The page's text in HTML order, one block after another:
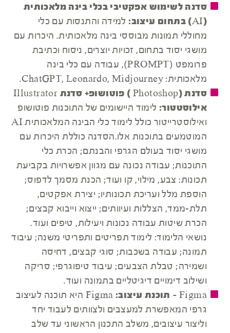
סדנה לשימוש אפקטיבי בכלי בינה מלאכותית
(AI) בתחום עיצוב:
למידה והתנסות עם כלי
מחוללי תמונות מבוססי בינה מלאכותית. היכרות עם
מושגי יסוד בתחום, זכויות יוצרים, ניסוח וכתיבת
פרומפט (PROMPT), עבודה עם כלי בינה
מלאכותית: ChatGPT, Leonardo, Midjourney.
סדנת (Photoshop ) פוטושופ+ סדנת Illustrator
אילוסטטור: לימוד היישומים של התוכנות פוטושופ
ואילוסטרייטור כולל לימוד כלי הבינה המלאכותית AI
המוטמעים בתוכנות אלו.הסדנה כוללת היכרות עם
מושגי יסוד בעולם הגרפי והבנתם; הכרת כלי
התוכנות; עבודה נכונה עם מגוון אפשרויות בקביעת
תכונות: צבע, מילוי, קו ועוד; הכנת מסמך לדפוס;
הוספת מלל ועריכת תכונותיו; יצירת אפקטים,
תלת-ממד, הצללות ועיוותים; ייצוא וייבוא קבצים;
הכרת שיטות עבודה נכונות ויעילות, טיפים ועוד.
נושאי הלימוד: לימוד תפריטים ותפריטי משנה; עיבוד
תמונה; עבודה בשכבות; סוגי קבצים, דחיסה
ושמירה; טבלת הצבעים; עיבוד טיפוגרפי; סריקה
ושילוב דימויים דיגיטליים בתמונה ועוד.
Figma - תוכנת עיצוב:
Figma היא תוכנה לעיצוב
גרפי המאפשרת למעצבים ולצוותים לעבוד יחד
וליצור עיצובים, משלב התכנון הראשוני עד שלב